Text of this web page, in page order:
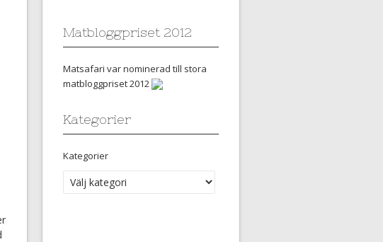
Matbloggpriset 2012
Matsafari var nominerad till stora
matbloggpriset 2012
Kategorier
Kategorier